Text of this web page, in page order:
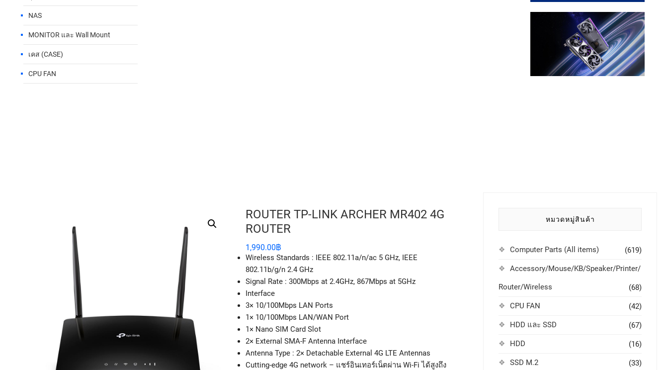
NAS
MONITOR และ Wall Mount
เคส (CASE)
CPU FAN
ROUTER TP-LINK ARCHER MR402 4G
ROUTER
1,990.00฿
Wireless Standards : IEEE 802.11a/n/ac 5 GHz, IEEE
802.11b/g/n 2.4 GHz
Signal Rate : 300Mbps at 2.4GHz, 867Mbps at 5GHz
Interface
3× 10/100Mbps LAN Ports
1× 10/100Mbps LAN/WAN Port
1× Nano SIM Card Slot
2× External SMA-F Antenna Interface
Antenna Type : 2× Detachable External 4G LTE Antennas
Cutting-edge 4G network – แชร์อินเทอร์เน็ตผ่าน Wi-Fi ได้สูงถึง
หมวดหมู่สินค้า
Computer Parts (All items) (619)
Accessory/Mouse/KB/Speaker/Printer/
Router/Wireless (68)
CPU FAN (42)
HDD และ SSD (67)
HDD (16)
SSD M.2 (33)